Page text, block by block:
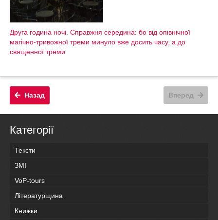
Друга година ночі. Справжня середина: бо від опівнічної
магічно-тривожної треми минуло вже досить часу, а до
священної треми
Вперед
Назад
Категорії
Тексти
ЗМІ
VoP-tours
Літературщина
Книжки